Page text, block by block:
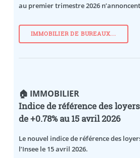
au premier trimestre 2026
IMMOBILIER DE BUREAUX...
🏠 IMMOBILIER
Indice de référence des
de +0.78% au 15 avril 2026
Le nouvel indice de référence des
l’Insee le 15 avril 2026.